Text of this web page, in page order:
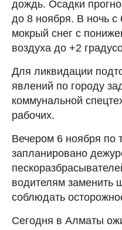
дождь. Осадки
до 8 ноября. В ночь с
мокрый снег с
воздуха до +2
Для ликвидации
явлений по городу
коммунальной
рабочих.
Вечером 6 ноября по
запланировано
водителям заменить
соблюдать
Сегодня в Алматы